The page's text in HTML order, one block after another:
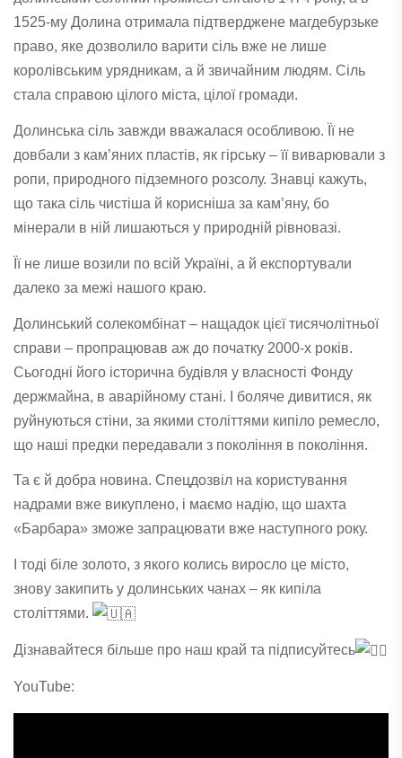
1525-му Долина отримала підтверджене магдебурзьке
право, яке дозволило варити сіль вже не лише
королівським урядникам, а й звичайним людям. Сіль
стала справою цілого міста, цілої громади.
Долинська сіль завжди вважалася особливою. Її не
довбали з кам’яних пластів, як гірську – її виварювали з
ропи, природного підземного розсолу. Знавці кажуть,
що така сіль чистіша й корисніша за кам’яну, бо
мінерали в ній лишаються у природній рівновазі.
Її не лише возили по всій Україні, а й експортували
далеко за межі нашого краю.
Долинський солекомбінат – нащадок цієї тисячолітньої
справи – пропрацював аж до початку 2000-х років.
Сьогодні його історична будівля у власності Фонду
держмайна, в аварійному стані. І боляче дивитися, як
руйнуються стіни, за якими століттями кипіло ремесло,
що наші предки передавали з покоління в покоління.
Та є й добра новина. Спецдозвіл на користування
надрами вже викуплено, і маємо надію, що шахта
«Барбара» зможе запрацювати вже наступного року.
І тоді біле золото, з якого колись виросло це місто,
знову закипить у долинських чанах – як кипіла
століттями.
Дізнавайтеся більше про наш край та підписуйтесь
YouTube: